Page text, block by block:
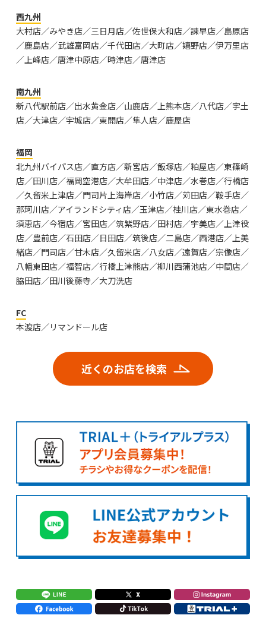
西九州
大村店／みやき店／三日月店／佐世保大和店／諫早店／島原店
／鹿島店／武雄富岡店／千代田店／大町店／嬉野店／伊万里店
／上峰店／唐津中原店／時津店／唐津店
南九州
新八代駅前店／出水黄金店／山鹿店／上熊本店／八代店／宇土
店／大津店／宇城店／東開店／隼人店／鹿屋店
福岡
北九州バイパス店／直方店／新宮店／飯塚店／粕屋店／東篠崎
店／田川店／福岡空港店／大牟田店／中津店／水巻店／行橋店
／久留米上津店／門司片上海岸店／小竹店／苅田店／鞍手店／
那珂川店／アイランドシティ店／玉津店／桂川店／東水巻店／
須恵店／今宿店／宮田店／筑紫野店／田村店／宇美店／上津役
店／豊前店／石田店／日田店／筑後店／二島店／西港店／上美
緒店／門司店／甘木店／久留米店／八女店／遠賀店／宗像店／
八幡東田店／福智店／行橋上津熊店／柳川西蒲池店／中間店／
脇田店／田川後藤寺／大刀洗店
FC
本渡店／リマンドール店
近くのお店を検索